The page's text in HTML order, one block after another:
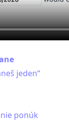
jeden“
ponúk